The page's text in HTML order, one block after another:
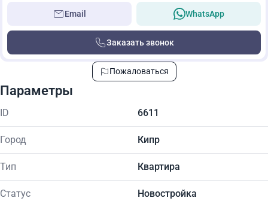
Email WhatsApp
Заказать звонок
Пожаловаться
Параметры
ID 6611
Город Кипр
Тип Квартира
Статус Новостройка